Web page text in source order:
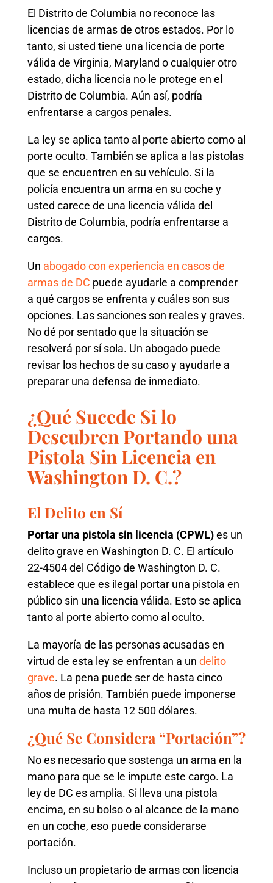
El Distrito de Columbia no reconoce las
licencias de armas de otros estados. Por lo
tanto, si usted tiene una licencia de porte
válida de Virginia, Maryland o cualquier otro
estado, dicha licencia no le protege en el
Distrito de Columbia. Aún así, podría
enfrentarse a cargos penales.
La ley se aplica tanto al porte abierto como al
porte oculto. También se aplica a las pistolas
que se encuentren en su vehículo. Si la
policía encuentra un arma en su coche y
usted carece de una licencia válida del
Distrito de Columbia, podría enfrentarse a
cargos.
Un abogado con experiencia en casos de
armas de DC puede ayudarle a comprender
a qué cargos se enfrenta y cuáles son sus
opciones. Las sanciones son reales y graves.
No dé por sentado que la situación se
resolverá por sí sola. Un abogado puede
revisar los hechos de su caso y ayudarle a
preparar una defensa de inmediato.
¿Qué Sucede Si lo
Descubren Portando una
Pistola Sin Licencia en
Washington D. C.?
El Delito en Sí
Portar una pistola sin licencia (CPWL)es un
delito grave en Washington D. C. El artículo
22-4504 del Código de Washington D. C.
establece que es ilegal portar una pistola en
público sin una licencia válida. Esto se aplica
tanto al porte abierto como al oculto.
La mayoría de las personas acusadas en
virtud de esta ley se enfrentan a un delito
grave. La pena puede ser de hasta cinco
años de prisión. También puede imponerse
una multa de hasta 12 500 dólares.
¿Qué Se Considera “Portación”?
No es necesario que sostenga un arma en la
mano para que se le impute este cargo. La
ley de DC es amplia. Si lleva una pistola
encima, en su bolso o al alcance de la mano
en un coche, eso puede considerarse
portación.
Incluso un propietario de armas con licencia